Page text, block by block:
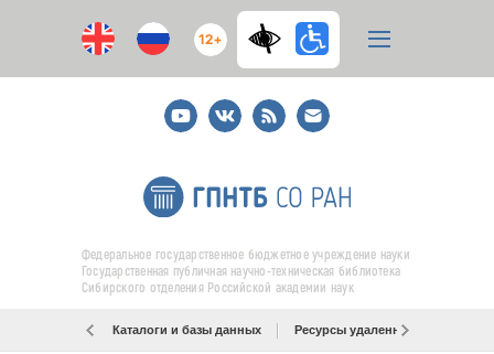
12+
YoutubeВКонтакте
RSS
E-
mail
подписка
Федеральное государственное бюджетное учреждение науки
Государственная публичная научно-техническая библиотека
Сибирского отделения Российской академии наук
Каталоги и базы данных Ресурсы удаленного доступа